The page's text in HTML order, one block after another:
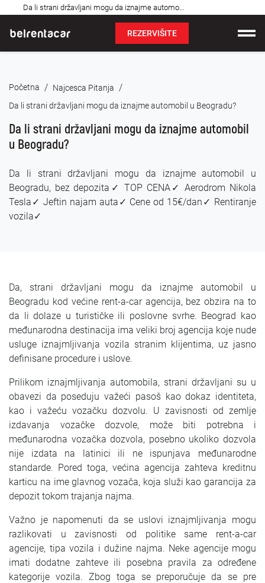
Da li strani državljani mogu da iznajme automobil u Beogradu: Bel✓
pitanja
REZERVIŠITE
Uslovi najma
O nama
Najčešća pitanja
Blog
СРПСКИ
ENGLISH
Početna / Najcesca Pitanja /
Da li strani državljani mogu da iznajme automobil u Beogradu?
Da li strani državljani mogu da iznajme automobil
u Beogradu?
Da li strani državljani mogu da iznajme automobil u
Beogradu, bez depozita✓ TOP CENA✓ Aerodrom Nikola
Tesla✓ Jeftin najam auta✓ Cene od 15€/dan✓ Rentiranje
vozila✓
Da, strani državljani mogu da iznajme automobil u
Beogradu kod većine rent-a-car agencija, bez obzira na to
da li dolaze u turističke ili poslovne svrhe. Beograd kao
međunarodna destinacija ima veliki broj agencija koje nude
usluge iznajmljivanja vozila stranim klijentima, uz jasno
definisane procedure i uslove.
Prilikom iznajmljivanja automobila, strani državljani su u
obavezi da poseduju važeći pasoš kao dokaz identiteta,
kao i važeću vozačku dozvolu. U zavisnosti od zemlje
izdavanja vozačke dozvole, može biti potrebna i
međunarodna vozačka dozvola, posebno ukoliko dozvola
nije izdata na latinici ili ne ispunjava međunarodne
standarde. Pored toga, većina agencija zahteva kreditnu
karticu na ime glavnog vozača, koja služi kao garancija za
depozit tokom trajanja najma.
Važno je napomenuti da se uslovi iznajmljivanja mogu
razlikovati u zavisnosti od politike same rent-a-car
agencije, tipa vozila i dužine najma. Neke agencije mogu
imati dodatne zahteve ili posebna pravila za određene
kategorije vozila. Zbog toga se preporučuje da se pre